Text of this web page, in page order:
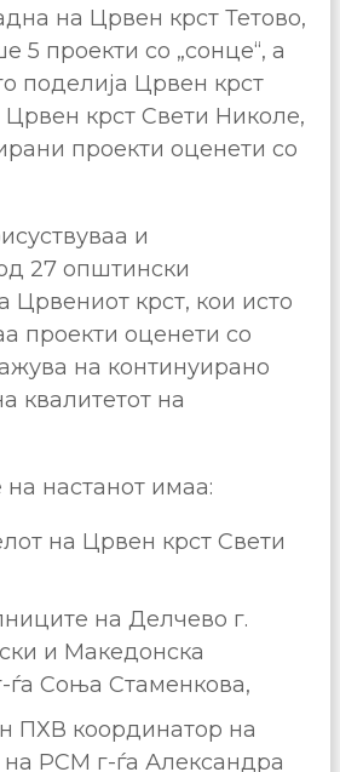
на Црвен крст Тетово,
5 проекти со „сонце“, а
поделија Црвен крст
крст Свети Николе,
проекти оценети со
и
27 општински
Црвениот крст, кои исто
проекти оценети со
на континуирано
квалитетот на
настанот имаа:
на Црвен крст Свети
на Делчево г.
и Македонска
ѓа Соња Стаменкова,
ПХВ координатор на
РСМ г-ѓа Александра